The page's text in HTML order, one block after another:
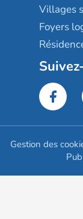
Villages
Foyers
Gestion des